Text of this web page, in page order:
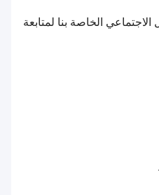
الخاصة بنا لمتابعة